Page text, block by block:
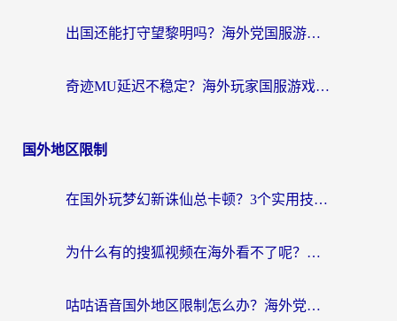
出国还能打守望黎明吗？海外党国服游戏不卡顿的终极解法
奇迹MU延迟不稳定？海外玩家国服游戏加速器终极指南：从卡顿到丝滑的秘密
国外地区限制
在国外玩梦幻新诛仙总卡顿？3个实用技巧解决海外党痛点（附回国加速器选择指南）
为什么有的搜狐视频在海外看不了呢？留学生亲测有效的回国加速攻略
咕咕语音国外地区限制怎么办？海外党必备的回国加速器选择指南（附音悦Tai、搜狐视频解决妙招）